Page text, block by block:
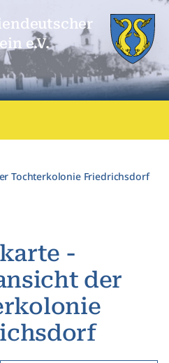
e.V.
Tochterkolonie Friedrichsdorf
-
der